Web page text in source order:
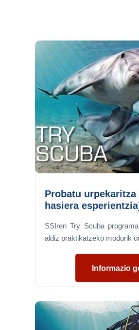
Probatu
hasiera
SSIren Try Scuba
aldiz praktikatzeko modurik
Informazio